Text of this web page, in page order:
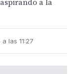
a la
las 11:27